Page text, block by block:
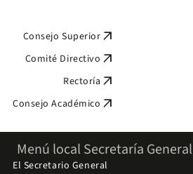
Consejo Superior arrow_outward
Comité Directivo arrow_outward
Rectoría arrow_outward
Consejo Académico arrow_outward
Menú local Secretaría General
El Secretario General